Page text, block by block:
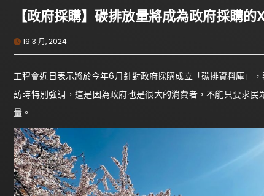
【政府採購】碳排放量將成為政府採購的
19 3 月, 2024
工程會近日表示將於今年6月針對政府採購成立「碳排資料庫」
訪時特別強調，這是因為政府也是很大的消費者，不能只要求
量。